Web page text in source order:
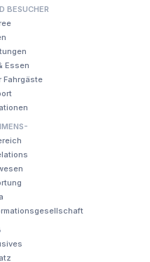
BESUCHER
Essen
Fahrgäste